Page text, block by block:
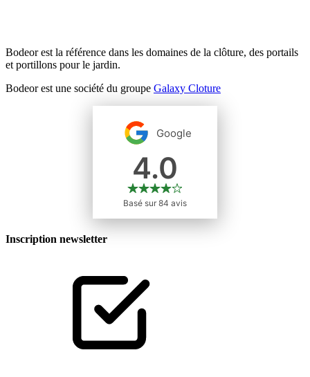
Bodeor est la référence dans les domaines de la clôture, des portails
et portillons pour le jardin.
Bodeor est une société du groupe Galaxy Cloture
Inscription newsletter